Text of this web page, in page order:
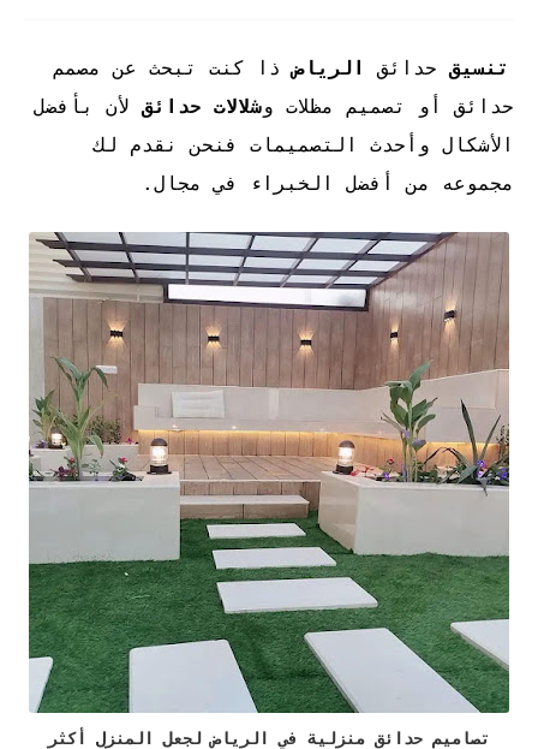
تنسيقحدائق الرياضذا كنت تبحث عن مصمم
حدائق أو تصميم مظلات وشلالات حدائقلأن بأفضل
الأشكال وأحدث التصميمات فنحن نقدم لك
مجموعه من أفضل الخبراء في مجال.
تصاميم حدائق منزلية في الرياض لجعل المنزل أكثر